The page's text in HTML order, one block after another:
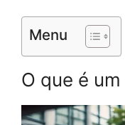
Menu
O que é